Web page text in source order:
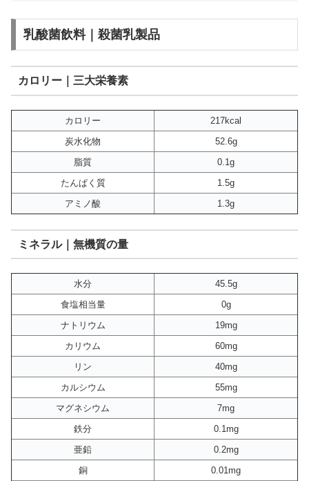
乳酸菌飲料｜殺菌乳製品
カロリー｜三大栄養素
カロリー
217kcal
炭水化物
52.6g
脂質
0.1g
たんぱく質
1.5g
アミノ酸
1.3g
ミネラル｜無機質の量
水分
45.5g
食塩相当量
0g
ナトリウム
19mg
カリウム
60mg
リン
40mg
カルシウム
55mg
マグネシウム
7mg
鉄分
0.1mg
亜鉛
0.2mg
銅
0.01mg